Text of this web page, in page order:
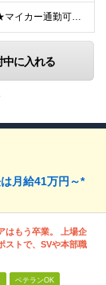
★勤務は希望を考慮します！ ★マイカー通勤可（駐車場完備） ★全国の各店舗で募集中！続々出店予定！ ～国内300店舗、47都道府県への展開を目標に出店中！～ ▼積極採用地域▼ ・中部（富山、石川、
中に入れる
月給41万円～*
はもう卒業。 上場企
ストで、SVや本部職
ベテランOK